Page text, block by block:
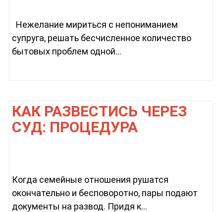
Нежелание мириться с непониманием
супруга, решать бесчисленное количество
бытовых проблем одной...
КАК РАЗВЕСТИСЬ ЧЕРЕЗ
СУД: ПРОЦЕДУРА
Когда семейные отношения рушатся
окончательно и бесповоротно, пары подают
документы на развод. Придя к...